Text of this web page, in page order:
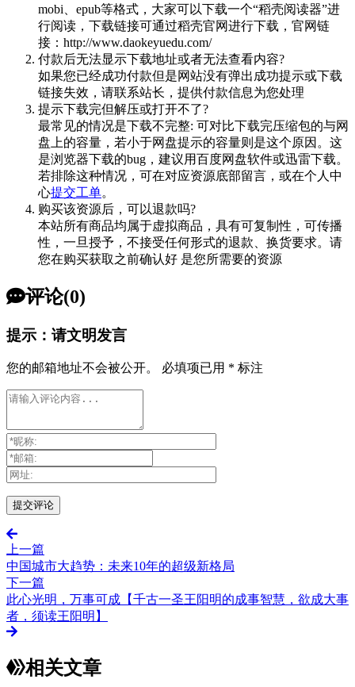
mobi、epub等格式，大家可以下载一个“稻壳阅读器”进
行阅读，下载链接可通过稻壳官网进行下载，官网链
接：http://www.daokeyuedu.com/
付款后无法显示下载地址或者无法查看内容?
如果您已经成功付款但是网站没有弹出成功提示或下载
链接失效，请联系站长，提供付款信息为您处理
提示下载完但解压或打开不了?
最常见的情况是下载不完整: 可对比下载完压缩包的与网
盘上的容量，若小于网盘提示的容量则是这个原因。这
是浏览器下载的bug，建议用百度网盘软件或迅雷下载。
若排除这种情况，可在对应资源底部留言，或在个人中
心提交工单。
购买该资源后，可以退款吗?
本站所有商品均属于虚拟商品，具有可复制性，可传播
性，一旦授予，不接受任何形式的退款、换货要求。请
您在购买获取之前确认好 是您所需要的资源
评论(0)
提示：请文明发言
您的邮箱地址不会被公开。 必填项已用 * 标注
上一篇
中国城市大趋势：未来10年的超级新格局
下一篇
此心光明，万事可成【千古一圣王阳明的成事智慧，欲成大事
者，须读王阳明】
相关文章